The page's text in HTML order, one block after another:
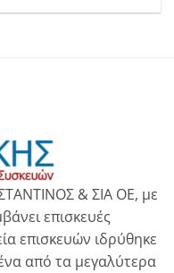
& ΣΙΑ ΟΕ, με
επισκευές
επισκευών ιδρύθηκε
από τα μεγαλύτερα